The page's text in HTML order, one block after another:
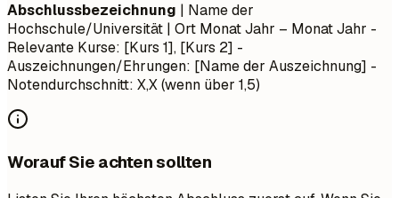
Abschlussbezeichnung | Name der
Hochschule/Universität | Ort Monat Jahr – Monat Jahr -
Relevante Kurse: [Kurs 1], [Kurs 2] -
Auszeichnungen/Ehrungen: [Name der Auszeichnung] -
Notendurchschnitt: X,X (wenn über 1,5)
Worauf Sie achten sollten